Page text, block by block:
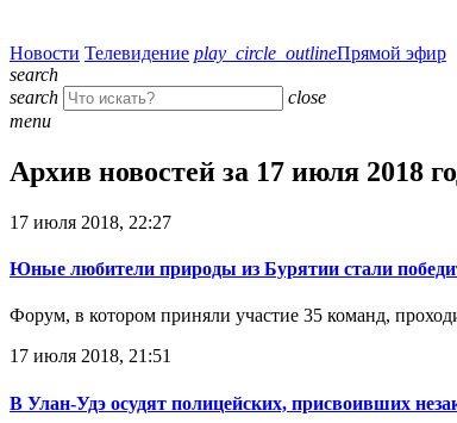
Новости Телевидение play_circle_outlineПрямой эфир
search
search
close
menu
Архив новостей за 17 июля 2018
17 июля 2018, 22:27
Юные любители природы из Бурятии стали
Форум, в котором приняли участие 35 команд,
17 июля 2018, 21:51
В Улан-Удэ осудят полицейских, присвоивших